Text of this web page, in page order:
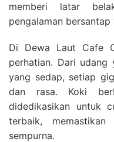
memberi latar
pengalaman
Di Dewa Laut Cafe
perhatian. Dari udang
yang sedap, setiap
dan rasa. Koki
didedikasikan untuk
terbaik,
sempurna.